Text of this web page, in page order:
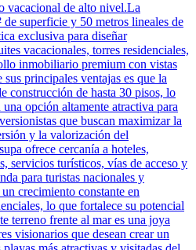
vacacional de alto nivel.La
superficie y 50 metros lineales de
exclusiva para diseñar
vacacionales, torres residenciales,
inmobiliario premium con vistas
principales ventajas es que la
construcción de hasta 30 pisos, lo
opción altamente atractiva para
que buscan maximizar la
y la valorización del
ofrece cercanía a hoteles,
servicios turísticos, vías de acceso y
para turistas nacionales y
crecimiento constante en
lo que fortalece su potencial
terreno frente al mar es una joya
visionarios que desean crear un